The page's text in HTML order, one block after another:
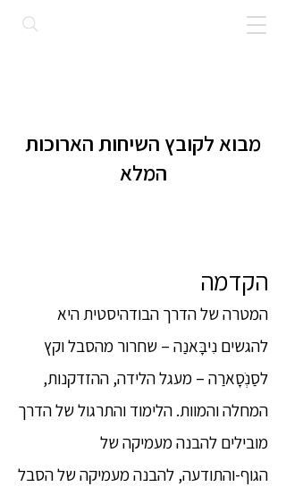
מבוא לקובץ השיחות הארוכות
המלא
הקדמה
המטרה של הדרך הבודהיסטית היא
להגשים נִיבָּאנַה – שחרור מהסבל וקץ
לסַנְֹסָארַה – מעגל הלידה, ההזדקנות,
המחלה והמוות. הלימוד והתרגול של הדרך
מובילים להבנה מעמיקה של
הגוף-והתודעה, להבנה מעמיקה של הסבל